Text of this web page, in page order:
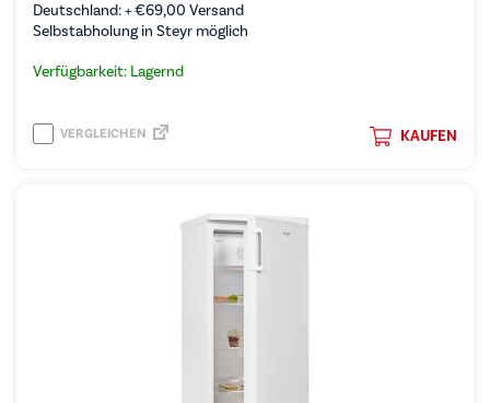
Deutschland: +€69,00 Versand
Selbstabholung in Steyr möglich
Verfügbarkeit: Lagernd
KAUFEN
VERGLEICHEN